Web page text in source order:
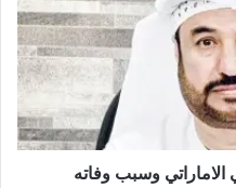
الاماراتي وسبب وفاته